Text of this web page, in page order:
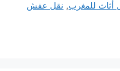
أثاث للمغرب, نقل عفش